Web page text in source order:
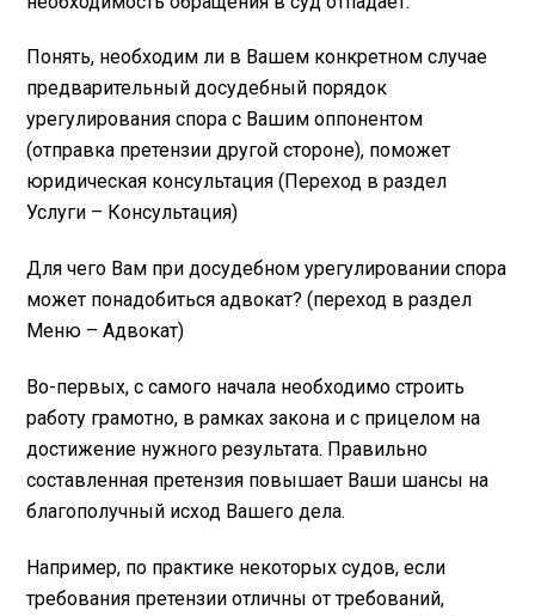
Понять, необходим ли в Вашем конкретном случае
предварительный досудебный порядок
урегулирования спора с Вашим оппонентом
(отправка претензии другой стороне), поможет
юридическая консультация (Переход в раздел
Услуги – Консультация)
Для чего Вам при досудебном урегулировании спора
может понадобиться адвокат? (переход в раздел
Меню – Адвокат)
Во-первых, с самого начала необходимо строить
работу грамотно, в рамках закона и с прицелом на
достижение нужного результата. Правильно
составленная претензия повышает Ваши шансы на
благополучный исход Вашего дела.
Например, по практике некоторых судов, если
требования претензии отличны от требований,